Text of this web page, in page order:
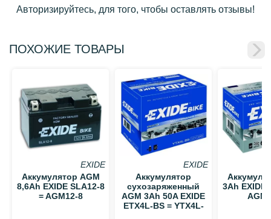
Авторизируйтесь, для того, чтобы оставлять отзывы!
ПОХОЖИЕ ТОВАРЫ
EXIDE
Аккумулятор AGM
8,6Ah EXIDE SLA12-8
= AGM12-8
EXIDE
Аккумулятор
сухозаряженный
AGM 3Ah 50A EXIDE
ETX4L-BS = YTX4L-
3Ah EXIDE